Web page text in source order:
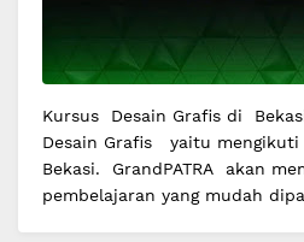
Kursus Desain Grafis di Bekasi Cara mudah belajar
Desain Grafis yaitu
Bekasi. GrandPATRA akan
pembelajaran yang mudah